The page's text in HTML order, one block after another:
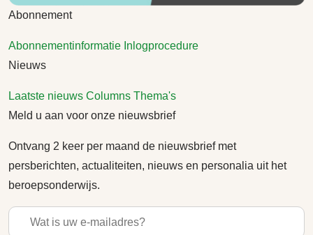
Abonnement
Abonnementinformatie Inlogprocedure
Nieuws
Laatste nieuws Columns Thema's
Meld u aan voor onze nieuwsbrief
Ontvang 2 keer per maand de nieuwsbrief met
persberichten, actualiteiten, nieuws en personalia uit het
beroepsonderwijs.